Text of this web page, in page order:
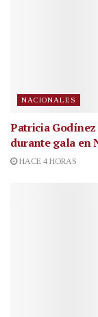
NACIONALES
Patricia
durante gala en
HACE 4 HORAS